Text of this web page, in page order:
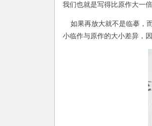
我们也就是写得比原作大一
如果再放大就不是临摹，
小临作与原作的大小差异，